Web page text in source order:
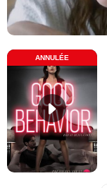
ANNULÉE